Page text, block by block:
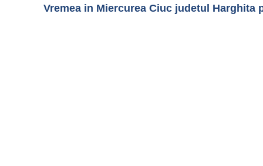
Vremea in Miercurea Ciuc judetul Harghita